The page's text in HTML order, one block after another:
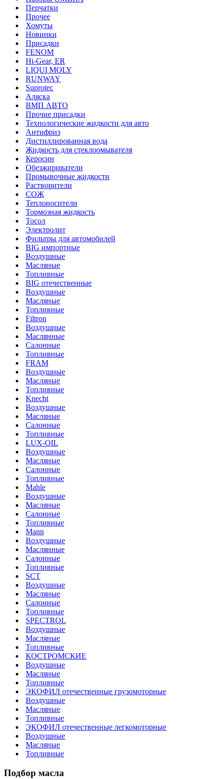
Перчатки
Прочее
Хомуты
Новинки
Присадки
FENOM
Hi-Gear, ER
LIQUI MOLY
RUNWAY
Suprotec
Аляска
ВМП АВТО
Прочие присадки
Технологические жидкости для авто
Антифриз
Дистиллированная вода
Жидкость для стеклоомывателя
Керосин
Обезжириватели
Промывочные жидкости
Растворители
СОЖ
Теплоносители
Тормозная жидкость
Тосол
Электролит
Фильтры для автомобилей
BIG импортные
Воздушные
Масляные
Топливные
BIG отечественные
Воздушные
Масляные
Топливные
Filtron
Воздушные
Маслянные
Салонные
Топливные
FRAM
Воздушные
Масляные
Топливные
Knecht
Воздушные
Масляные
Салонные
Топливные
LUX-OIL
Воздушные
Масляные
Салонные
Топливные
Mahle
Воздушные
Масляные
Салонные
Топливные
Mann
Воздушные
Маслянные
Салонные
Топливные
SCT
Воздушные
Масляные
Салонные
Топливные
SPECTROL
Воздушные
Масляные
Топливные
КОСТРОМСКИЕ
Воздушные
Масляные
Топливные
ЭКОФИЛ отечественные грузомоторные
Воздушные
Масляные
Топливные
ЭКОФИЛ отечественные легкомоторные
Воздушные
Масляные
Топливные
Подбор масла